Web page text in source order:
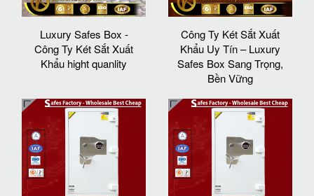
Luxury Safes Box -
Công Ty Két Sắt Xuất
Khẩu hight quanlity
Công Ty Két Sắt Xuất
Khẩu Uy Tín – Luxury
Safes Box Sang Trọng,
Bền Vững